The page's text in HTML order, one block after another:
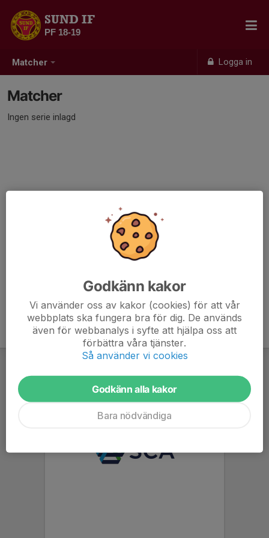
Matcher Logga in
SUND IF
PF 18-19
Matcher
Ingen serie inlagd
Godkänn kakor
Vi använder oss av kakor (cookies) för att vår
webbplats ska fungera bra för dig. De används
även för webbanalys i syfte att hjälpa oss att
förbättra våra tjänster.
Så använder vi cookies
Godkänn alla kakor
Bara nödvändiga